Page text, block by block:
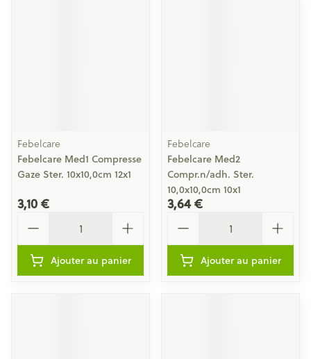
Febelcare
Febelcare Med1 Compresse
Gaze Ster. 10x10,0cm 12x1
3,10 €
Ajouter au panier
Febelcare
Febelcare Med2
Compr.n/adh. Ster.
10,0x10,0cm 10x1
3,64 €
Ajouter au panier